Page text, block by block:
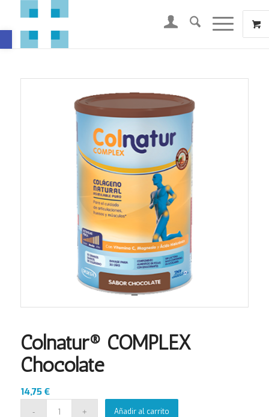
Abrir barra de herramientas
Colnatur® COMPLEX
Chocolate
14,75 €
Añadir al carrito